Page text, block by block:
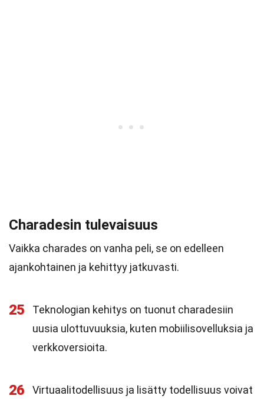
Charadesin tulevaisuus
Vaikka charades on vanha peli, se on edelleen
ajankohtainen ja kehittyy jatkuvasti.
25
Teknologian kehitys on tuonut charadesiin
uusia ulottuvuuksia, kuten mobiilisovelluksia ja
verkkoversioita.
26
Virtuaalitodellisuus ja lisätty todellisuus voivat